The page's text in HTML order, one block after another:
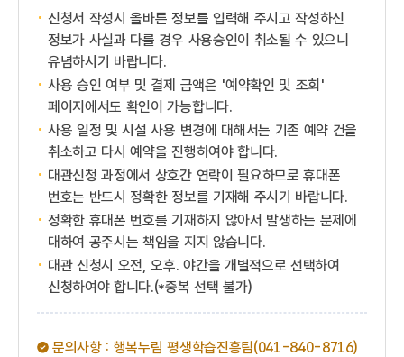
신청서 작성시 올바른 정보를 입력해 주시고 작성하신
정보가 사실과 다를 경우 사용승인이 취소될 수 있으니
유념하시기 바랍니다.
사용 승인 여부 및 결제 금액은 '예약확인 및 조회'
페이지에서도 확인이 가능합니다.
사용 일정 및 시설 사용 변경에 대해서는 기존 예약 건을
취소하고 다시 예약을 진행하여야 합니다.
대관신청 과정에서 상호간 연락이 필요하므로 휴대폰
번호는 반드시 정확한 정보를 기재해 주시기 바랍니다.
정확한 휴대폰 번호를 기재하지 않아서 발생하는 문제에
대하여 공주시는 책임을 지지 않습니다.
대관 신청시 오전, 오후. 야간을 개별적으로 선택하여
신청하여야 합니다.(*중복 선택 불가)
문의사항 : 행복누림 평생학습진흥팀(041-840-8716)